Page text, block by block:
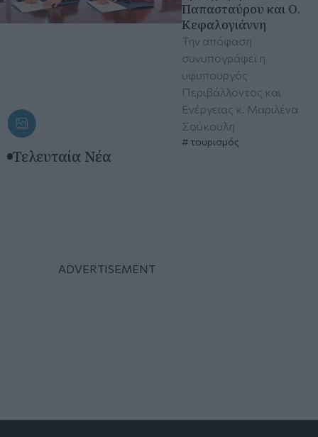
Παπασταύρου και Ο.
Κεφαλογιάννη
Την απόφαση
συνυπογράφει η
υφυπουργός
Περιβάλλοντος και
Ενέργειας κ. Μαριλένα
Σούκουλη
τουρισμός
Τελευταία Νέα